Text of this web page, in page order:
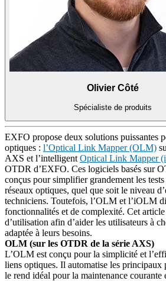
Olivier Côté
Spécialiste de produits
EXFO propose deux solutions puissantes
optiques : l’Optical Link Mapper (OLM)
AXS et l’intelligent Optical Link Mapper
OTDR d’EXFO. Ces logiciels basés sur
conçus pour simplifier grandement les tests
réseaux optiques, quel que soit le niveau
techniciens. Toutefois, l’OLM et l’iOLM
fonctionnalités et de complexité. Cet
d’utilisation afin d’aider les utilisateurs à
adaptée à leurs besoins.
OLM (sur les OTDR de la série AXS)
L’OLM est conçu pour la simplicité et
liens optiques. Il automatise les principaux
le rend idéal pour la maintenance courante